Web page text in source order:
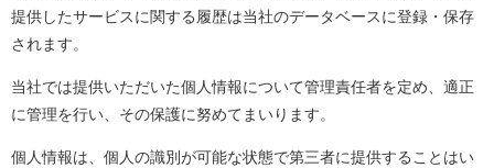
提供したサービスに関する履歴は当社のデータベースに登録・保存
されます。
当社では提供いただいた個人情報について管理責任者を定め、適正
に管理を行い、その保護に努めてまいります。
個人情報は、個人の識別が可能な状態で第三者に提供することはい